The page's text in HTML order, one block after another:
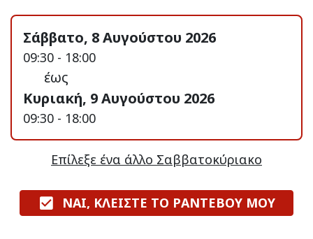
Σάββατο, 8 Αυγούστου 2026
09:30 - 18:00
έως
Κυριακή, 9 Αυγούστου 2026
09:30 - 18:00
Επίλεξε ένα άλλο Σαββατοκύριακο
ΝΑΙ, ΚΛΕΙΣΤΕ ΤΟ ΡΑΝΤΕΒΟΥ ΜΟΥ